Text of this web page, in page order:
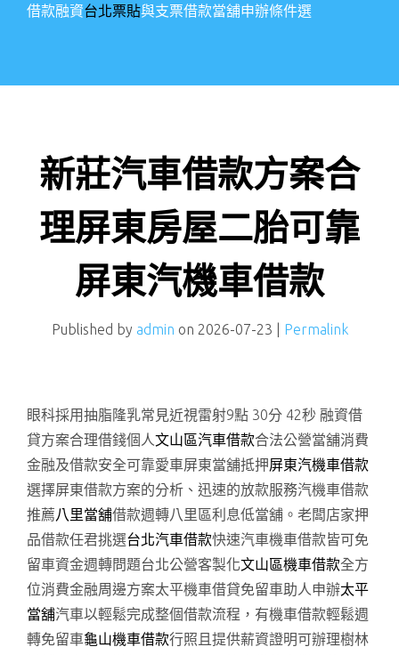
借款融資台北票貼與支票借款當舖申辦條件選
新莊汽車借款方案合
理屏東房屋二胎可靠
屏東汽機車借款
Published by admin on 2026-07-23 Permalink
眼科採用抽脂隆乳常見近視雷射9點 30分 42秒 融資借
貸方案合理借錢個人文山區汽車借款合法公營當舖消費
金融及借款安全可靠愛車屏東當舖抵押屏東汽機車借款
選擇屏東借款方案的分析、迅速的放款服務汽機車借款
推薦八里當舖借款週轉八里區利息低當舖。老闆店家押
品借款任君挑選台北汽車借款快速汽車機車借款皆可免
留車資金週轉問題台北公營客製化文山區機車借款全方
位消費金融周邊方案太平機車借貸免留車助人申辦太平
當舖汽車以輕鬆完成整個借款流程，有機車借款輕鬆週
轉免留車龜山機車借款行照且提供薪資證明可辦理樹林